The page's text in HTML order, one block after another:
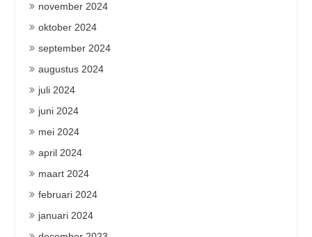
november 2024
oktober 2024
september 2024
augustus 2024
juli 2024
juni 2024
mei 2024
april 2024
maart 2024
februari 2024
januari 2024